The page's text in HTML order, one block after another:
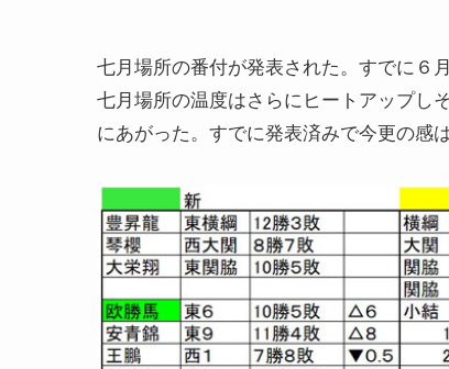
七月場所の番付が発表された。すでに６
七月場所の温度はさらにヒートアップし
にあがった。すでに発表済みで今更の感は